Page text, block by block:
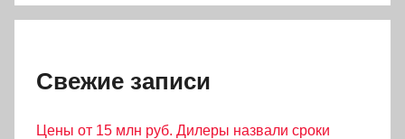
Свежие записи
Цены от 15 млн руб. Дилеры назвали сроки